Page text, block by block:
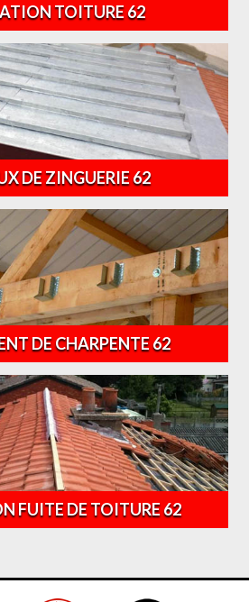
TOITURE 62
DE ZINGUERIE 62
DE CHARPENTE 62
FUITE DE TOITURE 62